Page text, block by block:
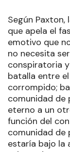
Según Paxton,
que apela el
emotivo que
no necesita
conspiratoria
batalla entre
corrompido;
comunidad de
eterno a un
función del
comunidad de
estaría bajo la